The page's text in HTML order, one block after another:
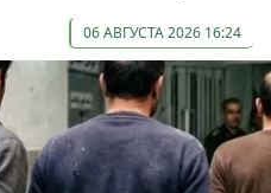
06 АВГУСТА 2026 16:24